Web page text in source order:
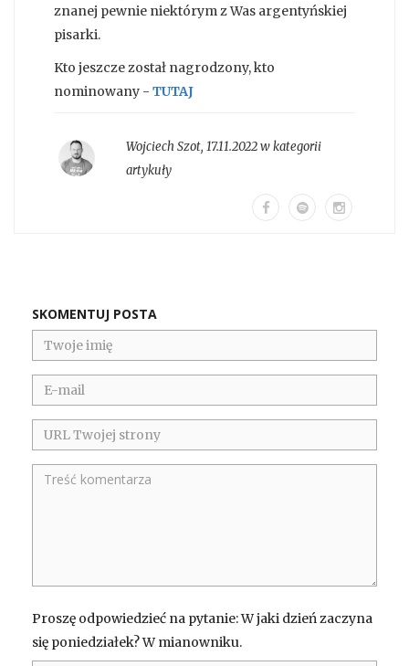
znanej pewnie niektórym z Was argentyńskiej
pisarki.
Kto jeszcze został nagrodzony, kto
nominowany - TUTAJ
Wojciech Szot,17.11.2022 w kategorii
artykuły
SKOMENTUJ POSTA
Proszę odpowiedzieć na pytanie: W jaki dzień zaczyna
się poniedziałek? W mianowniku.